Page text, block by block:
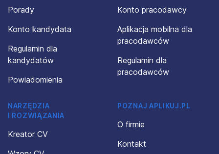
Porady
Konto kandydata
Regulamin dla
kandydatów
Powiadomienia
Konto pracodawcy
Aplikacja mobilna dla
pracodawców
Regulamin dla
pracodawców
NARZĘDZIA
I ROZWIĄZANIA
Kreator CV
POZNAJ APLIKUJ.PL
O firmie
Kontakt